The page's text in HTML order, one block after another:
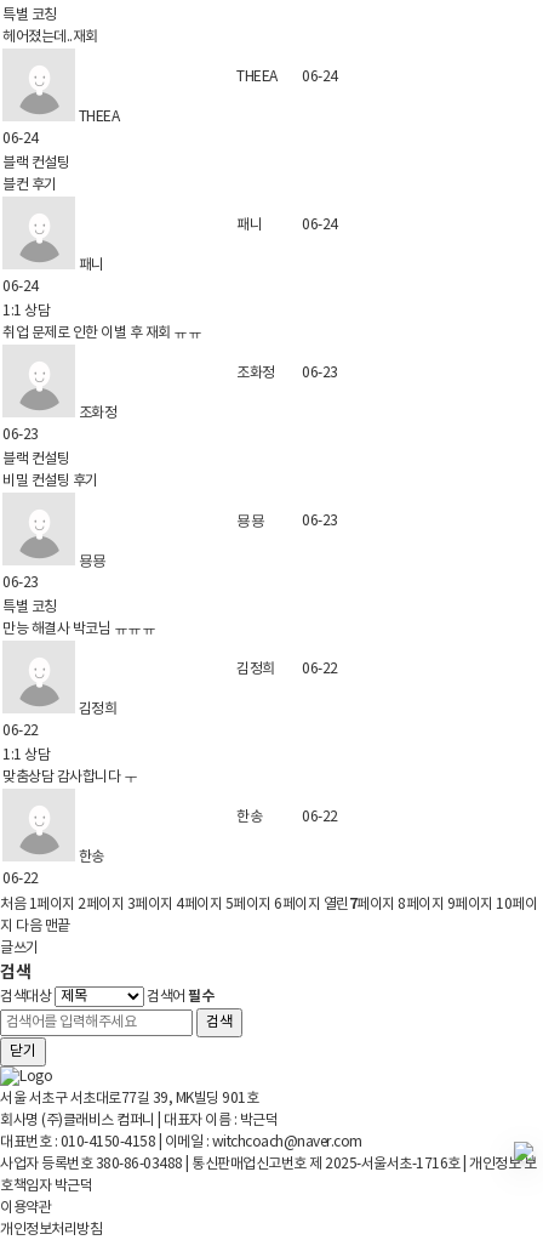
특별 코칭
헤어졌는데..재회
THEEA
06-24
THEEA 06-24
블랙 컨설팅
블컨 후기
패니
06-24
패니 06-24
1:1 상담
취업 문제로 인한 이별 후 재회 ㅠㅠ
조화정
06-23
조화정 06-23
블랙 컨설팅
비밀 컨설팅 후기
묭묭
06-23
묭묭 06-23
특별 코칭
만능 해결사 박코님 ㅠㅠㅠ
김정희
06-22
김정희 06-22
1:1 상담
맞춤상담 감사합니다 ㅜ
한송
06-22
한송 06-22
처음 1페이지 2페이지 3페이지 4페이지 5페이지 6페이지 열린 7페이지 8페이지 9페이지 10페이
지 다음 맨끝
글쓰기
검색
검색대상 검색어 필수
검색
닫기
서울 서초구 서초대로77길 39, MK빌딩 901호
회사명 (주)클래비스 컴퍼니 | 대표자 이름 : 박근덕
대표번호 : 010-4150-4158 | 이메일 : witchcoach@naver.com
사업자 등록번호 380-86-03488 | 통신판매업신고번호 제 2025-서울서초-1716호 | 개인정보 보
호책임자 박근덕
이용약관
개인정보처리방침